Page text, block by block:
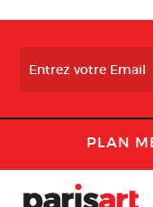
PLAN